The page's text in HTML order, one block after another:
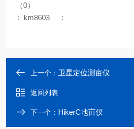
（0）
: km8603 :
上一个： 卫星定位测亩仪
返回列表
下一个： HikerC地亩仪